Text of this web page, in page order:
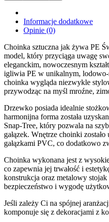
Informacje dodatkowe
Opinie (0)
Choinka sztuczna jak żywa PE
model, który przyciąga uwagę
eleganckim, nowoczesnym
igliwia PE w unikalnym,
choinka wygląda niezwykle
przywodząc na myśl mroźne,
Drzewko posiada idealnie
harmonijna forma została
Snap-Tree, który pozwala na
gałązek. Wnętrze choinki
gałązkami PVC, co dodatkowo
Choinka wykonana jest z
co zapewnia jej trwałość i
konstrukcja oraz metalowy stojak
bezpieczeństwo i wygodę
Jeśli zależy Ci na spójnej
komponuje się z dekoracjami z